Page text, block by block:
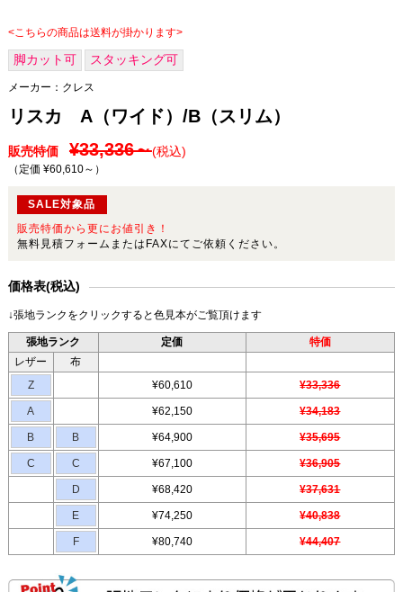
<こちらの商品は送料が掛かります>
脚カット可 スタッキング可
メーカー： クレス
リスカ A（ワイド）/B（スリム）
販売特価 ¥33,336～(税込)
（定価 ¥60,610～ ）
SALE対象品
販売特価から更にお値引き！
無料見積フォームまたはFAXにてご依頼ください。
価格表(税込)
↓張地ランクをクリックすると色見本がご覧頂けます
張地ランク 定価
特価
レザー
布
Z
¥60,610 ¥33,336
A ¥62,150 ¥34,183
B B ¥64,900 ¥35,695
C C ¥67,100 ¥36,905
D ¥68,420 ¥37,631
E ¥74,250 ¥40,838
F ¥80,740 ¥44,407